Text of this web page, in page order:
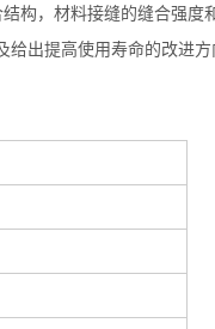
构，材料接缝的缝合强度
给出提高使用寿命的改进方